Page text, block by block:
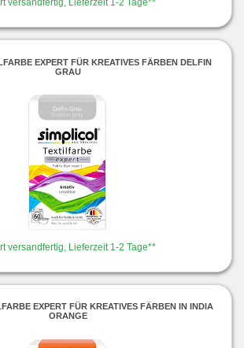
versandfertig, Lieferzeit 1-2 Tage**
EXPERT FÜR KREATIVES FÄRBEN DELFIN
GRAU
versandfertig, Lieferzeit 1-2 Tage**
EXPERT FÜR KREATIVES FÄRBEN IN INDIA
ORANGE